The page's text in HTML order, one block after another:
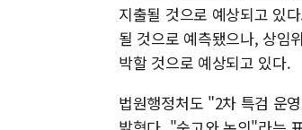
지출될 것으로 예상되고 있
될 것으로 예측됐으나, 상임
박할 것으로 예상되고 있다.
법원행정처도 "2차 특검 운